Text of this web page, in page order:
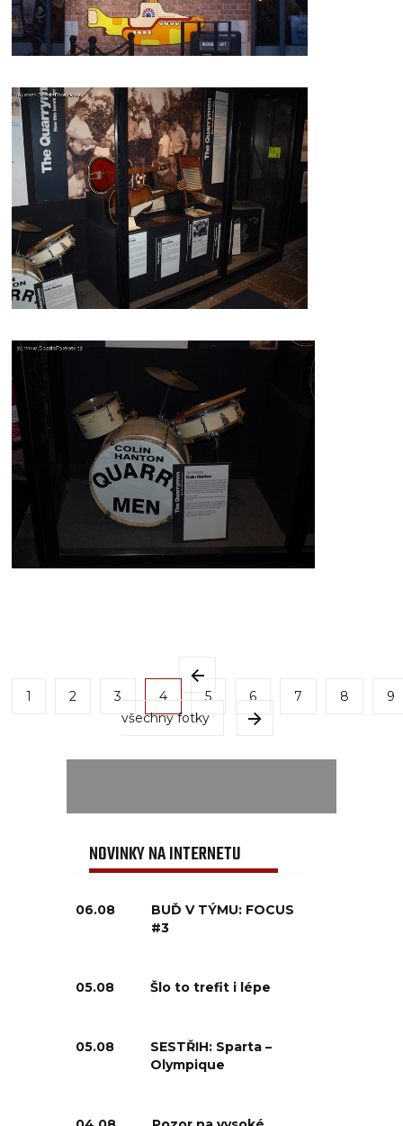
1 2 3 4 5 6 7 8
9
všechny fotky
NOVINKY NA INTERNETU
06.08
BUĎ V TÝMU: FOCUS
#3
05.08 Šlo to trefit i lépe
05.08
SESTŘIH: Sparta –
Olympique